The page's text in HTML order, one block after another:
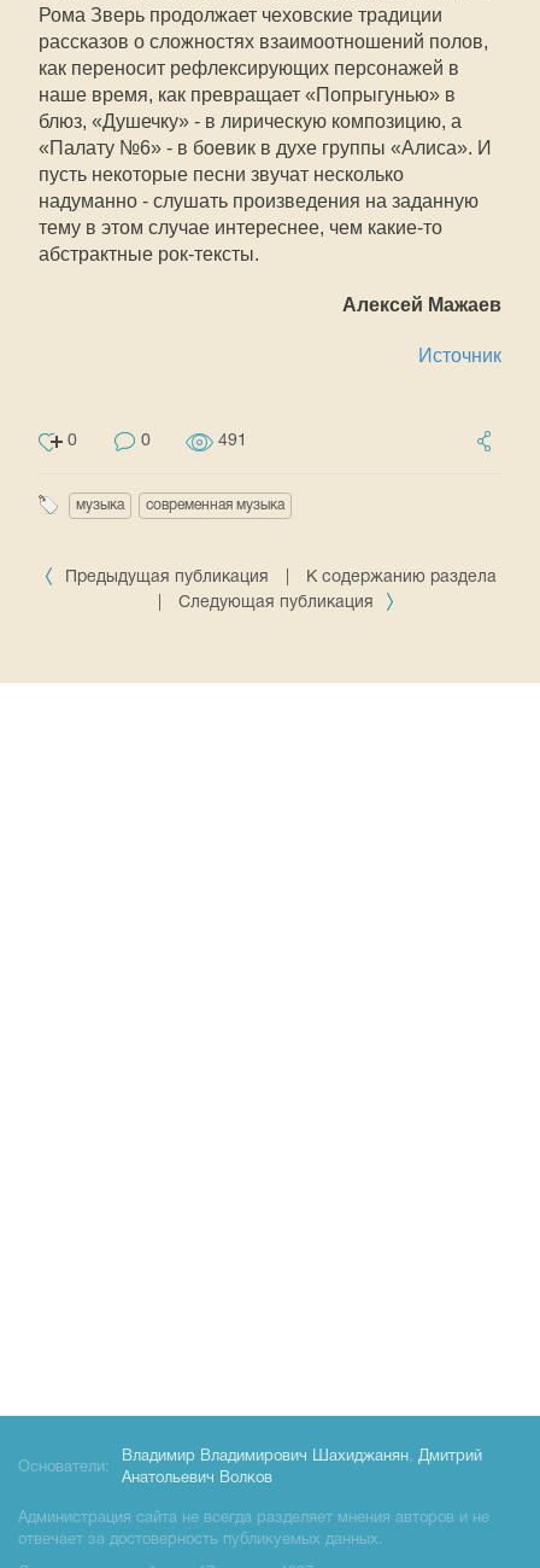
Рома Зверь продолжает чеховские традиции
рассказов о сложностях взаимоотношений полов,
как переносит рефлексирующих персонажей в
наше время, как превращает «Попрыгунью» в
блюз, «Душечку» - в лирическую композицию, а
«Палату №6» - в боевик в духе группы «Алиса». И
пусть некоторые песни звучат несколько
надуманно - слушать произведения на заданную
тему в этом случае интереснее, чем какие-то
абстрактные рок-тексты.
Алексей Мажаев
Источник
0 0 491
музыка современная музыка
Предыдущая публикация
К содержанию раздела
Следующая публикация
Основатели:
Владимир Владимирович Шахиджанян, Дмитрий
Анатольевич Волков
Администрация сайта не всегда разделяет мнения авторов и не
отвечает за достоверность публикуемых данных.